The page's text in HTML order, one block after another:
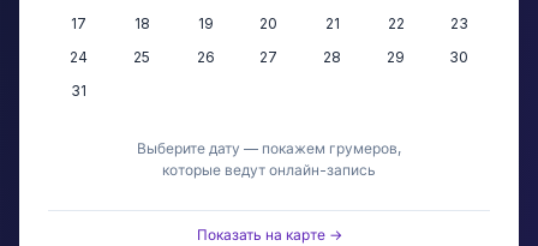
17
18 19 20 21 22
23
24
25 26 27 28 29
30
31
Выберите дату — покажем грумеров,
которые ведут онлайн-запись
Показать на карте →